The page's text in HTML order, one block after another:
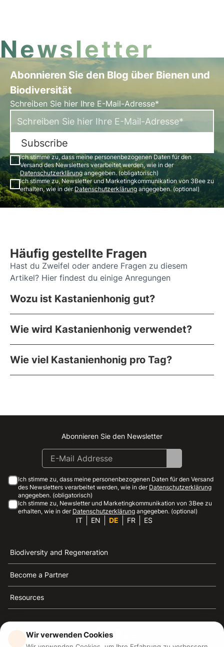
Newsletter
Abonnieren Sie den Blog über Bienen und
Biodiversität
Schreiben Sie hier Ihre E-Mail-Adresse*
Subscribe
Ich stimme zu, dass meine personenbezogenen Daten für den
Versand des Newsletters verarbeitet werden, wie in der
Datenschutzerklärungangegeben. (obligatorisch)
Ich stimme zu, Newsletter und Marketingkommunikation von 3Bee zu
erhalten, wie in derDatenschutzerklärungangegeben. (optional)
Häufig gestellte Fragen
Hast du Zweifel oder andere Fragen zu diesem
Artikel? Hier findest du einige Anregungen
Wozu ist Kastanienhonig gut?
Wie wird Kastanienhonig verwendet?
Wie viel Kastanienhonig pro Tag?
Instagram
Facebook
Linkedin
Youtube
Abonnieren Sie den Newsletter
Ich stimme zu, dass meine personenbezogenen Daten für den Versand
des Newsletters verarbeitet werden, wie in der Datenschutzerklärung
angegeben. (obligatorisch)
Ich stimme zu, Newsletter und Marketingkommunikation von 3Bee zu
erhalten, wie in der Datenschutzerklärung angegeben. (optional)
IT EN DE FR ES
Biodiversity and Regeneration
Become a Partner
Resources
Wir verwenden Cookies